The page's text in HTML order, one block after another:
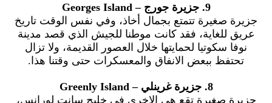
9. جزيرة جورج – Georges Island
جزيرة صغيرة تتمتع بجمال أخاذ، وفي نفس الوقت تاريخ
عريق للغاية، فقد كانت موطنا للجيش الذي قصد مدينة
نوفا سكوتيا لحمايتها خلال العصور القديمة، ولا تزال
تحتفظ ببعض الانفاق والمعسكرات حتى وقتنا هذا.
8. جزيرة غرينلي – Greenly Island
جزيرة صغيرة تقع هي الاخرى في خليج سانت لورانس،